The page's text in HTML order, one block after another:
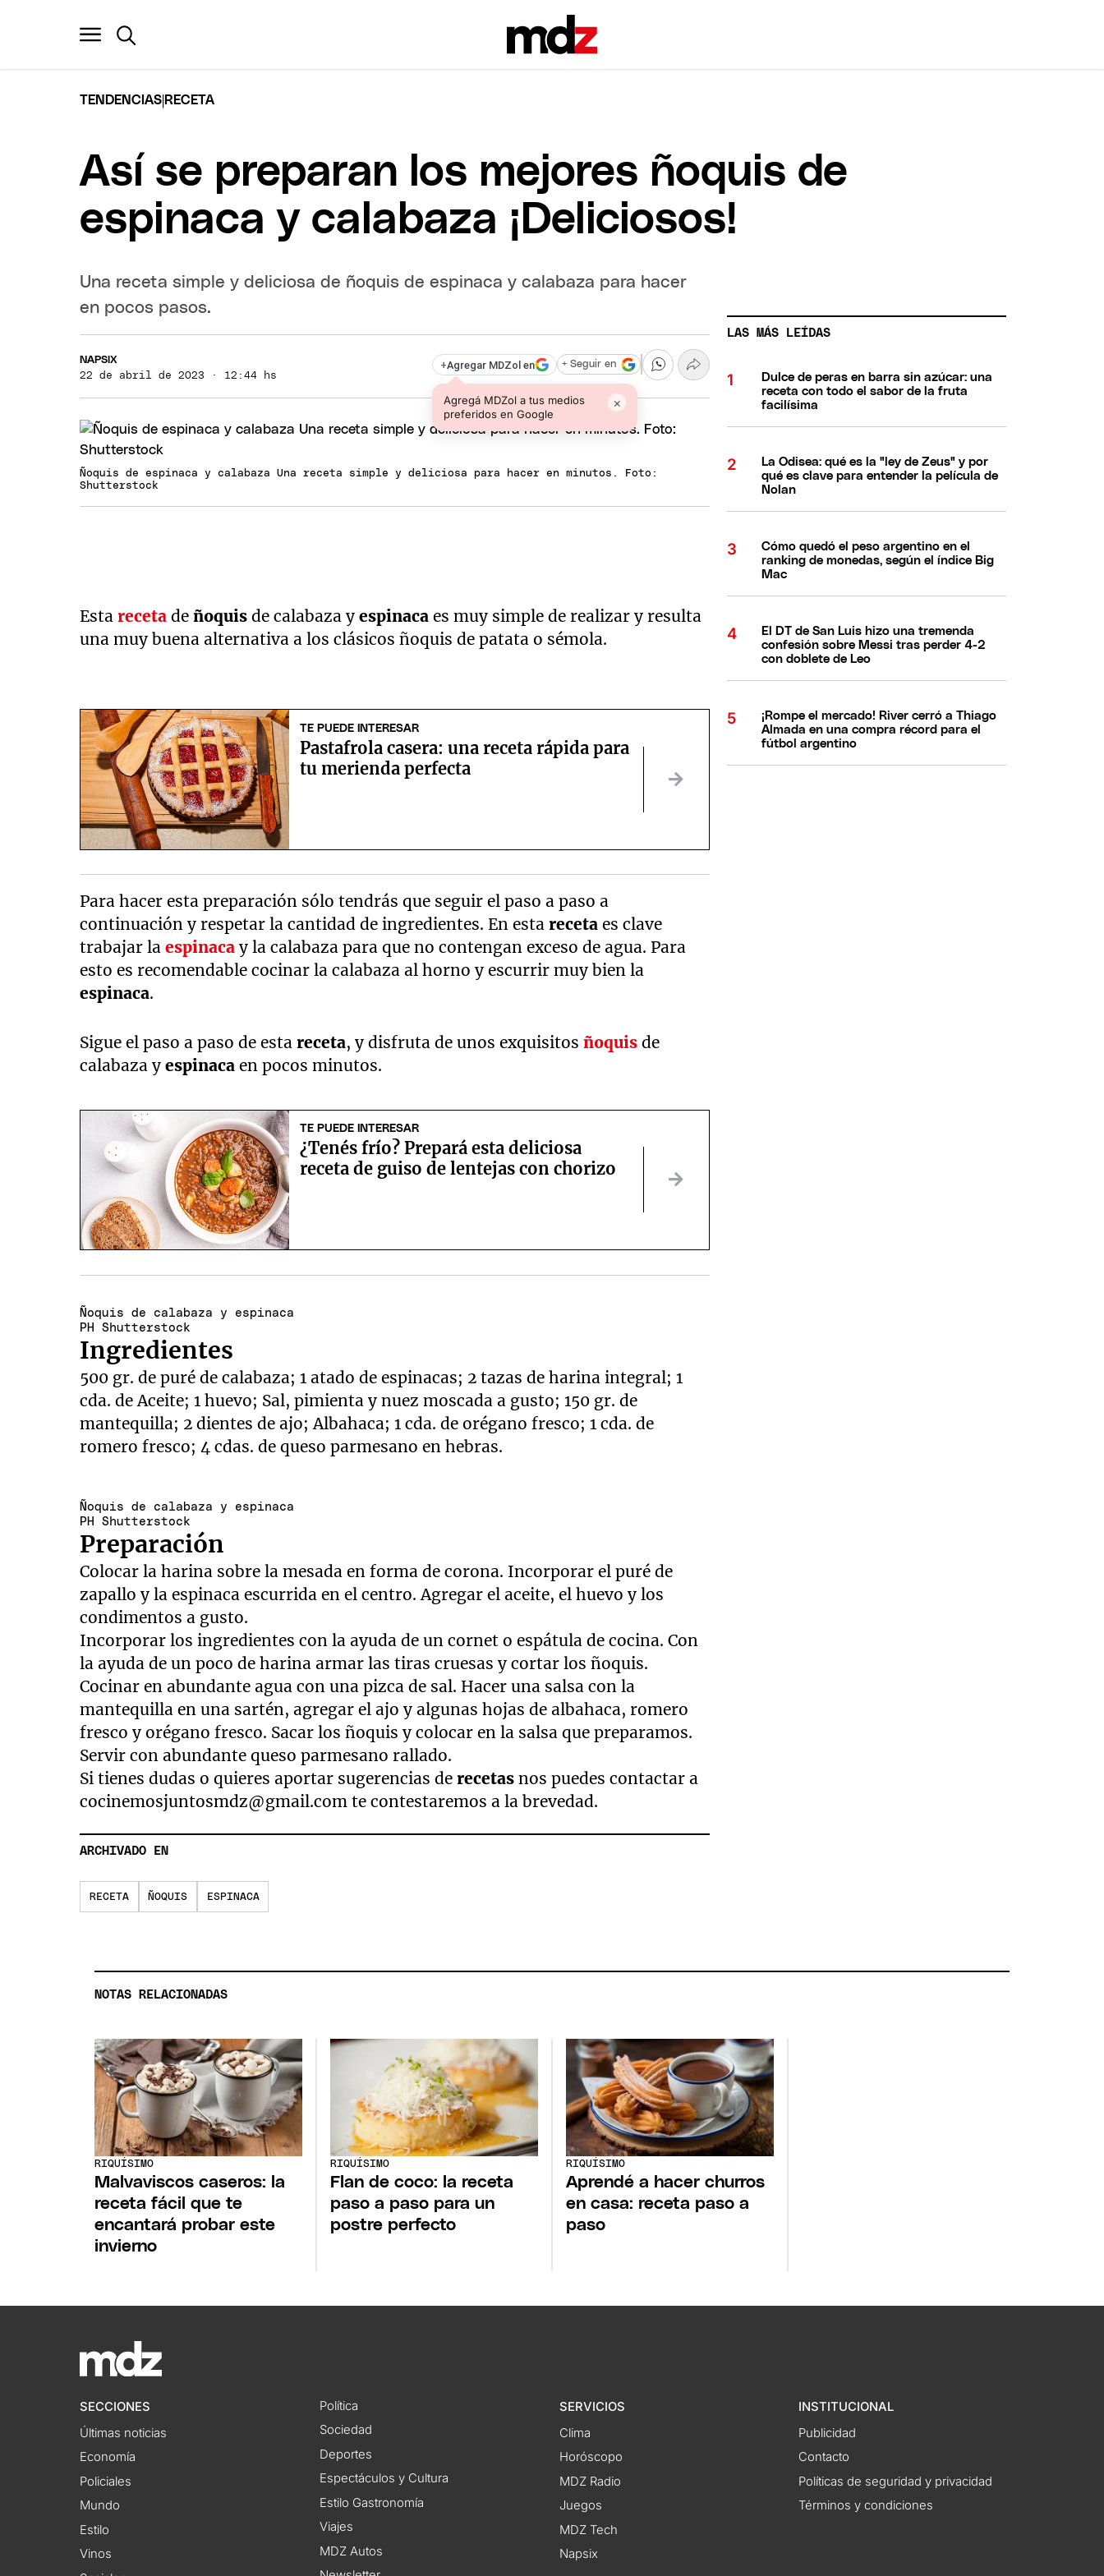
TENDENCIAS RECETA
Así se preparan los mejores ñoquis de
espinaca y calabaza ¡Deliciosos!
Una receta simple y deliciosa de ñoquis de espinaca y calabaza para hacer
en pocos pasos.
NAPSIX
22 de abril de 2023 · 12:44 hs
+Agregar MDZol en
Agregá MDZol a tus medios
preferidos en Google
×
+ Seguir en
Ñoquis de espinaca y calabaza Una receta simple y deliciosa para hacer en minutos. Foto:
Shutterstock
Estareceta de ñoquis de calabaza yespinaca es muy simple de realizar y resulta
una muy buena alternativa a los clásicos ñoquis de patata o sémola.
TE PUEDE INTERESAR
Pastafrola casera: una receta rápida para
tu merienda perfecta
Para hacer esta preparación sólo tendrás que seguir el paso a paso a
continuación y respetar la cantidad de ingredientes. En estareceta es clave
trabajar laespinaca y la calabaza para que no contengan exceso de agua. Para
esto es recomendable cocinar la calabaza al horno y escurrir muy bien la
espinaca.
Sigue el paso a paso de estareceta, y disfruta de unos exquisitosñoquis de
calabaza yespinaca en pocos minutos.
TE PUEDE INTERESAR
¿Tenés frío? Prepará esta deliciosa
receta de guiso de lentejas con chorizo
Ñoquis de calabaza y espinaca
PH Shutterstock
Ingredientes
500 gr. de puré de calabaza; 1 atado de espinacas; 2 tazas de harina integral; 1
cda. de Aceite; 1 huevo; Sal, pimienta y nuez moscada a gusto; 150 gr. de
mantequilla; 2 dientes de ajo; Albahaca; 1 cda. de orégano fresco; 1 cda. de
romero fresco; 4 cdas. de queso parmesano en hebras.
Ñoquis de calabaza y espinaca
PH Shutterstock
Preparación
Colocar la harina sobre la mesada en forma de corona. Incorporar el puré de
zapallo y la espinaca escurrida en el centro. Agregar el aceite, el huevo y los
condimentos a gusto.
Incorporar los ingredientes con la ayuda de un cornet o espátula de cocina. Con
la ayuda de un poco de harina armar las tiras cruesas y cortar los ñoquis.
Cocinar en abundante agua con una pizca de sal. Hacer una salsa con la
mantequilla en una sartén, agregar el ajo y algunas hojas de albahaca, romero
fresco y orégano fresco. Sacar los ñoquis y colocar en la salsa que preparamos.
Servir con abundante queso parmesano rallado.
Si tienes dudas o quieres aportar sugerencias de recetas nos puedes contactar a
cocinemosjuntosmdz@gmail.com te contestaremos a la brevedad.
ARCHIVADO EN
RECETA ÑOQUIS ESPINACA
LAS MÁS LEÍDAS
Dulce de peras en barra sin azúcar: una
receta con todo el sabor de la fruta
facilísima
La Odisea: qué es la "ley de Zeus" y por
qué es clave para entender la película de
Nolan
Cómo quedó el peso argentino en el
ranking de monedas, según el índice Big
Mac
El DT de San Luis hizo una tremenda
confesión sobre Messi tras perder 4-2
con doblete de Leo
¡Rompe el mercado! River cerró a Thiago
Almada en una compra récord para el
fútbol argentino
NOTAS RELACIONADAS
RIQUÍSIMO
Malvaviscos caseros: la
receta fácil que te
encantará probar este
invierno
RIQUÍSIMO
Flan de coco: la receta
paso a paso para un
postre perfecto
RIQUÍSIMO
Aprendé a hacer churros
en casa: receta paso a
paso
SECCIONES
Últimas noticias
Economía
Policiales
Mundo
Estilo
Vinos
Política
Sociedad
Deportes
Espectáculos y Cultura
Estilo Gastronomía
Viajes
MDZ Autos
SERVICIOS
Clima
Horóscopo
MDZ Radio
Juegos
MDZ Tech
Napsix
INSTITUCIONAL
Publicidad
Contacto
Políticas de seguridad y privacidad
Términos y condiciones